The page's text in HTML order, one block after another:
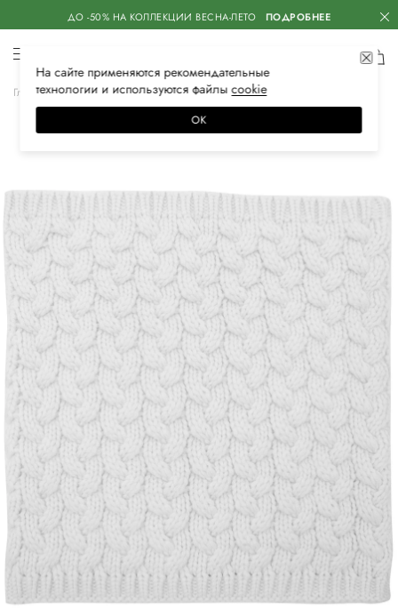
ДО -50% НА КОЛЛЕКЦИИ ВЕСНА-ЛЕТО ПОДРОБНЕЕ
Главная Женская Аксессуары Шарфы
На сайте применяются рекомендательные
технологии и используются файлысооkiе
ОК